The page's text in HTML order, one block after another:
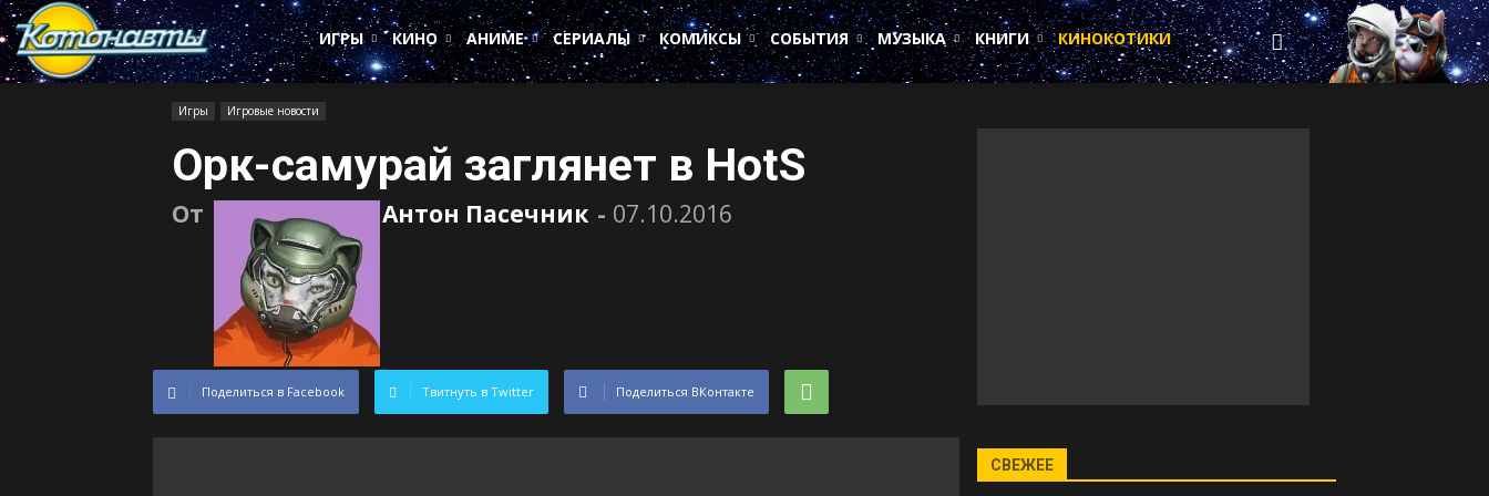
Котонавты
ИГРЫ
КИНО АНИМЕ СЕРИАЛЫ КОМИКСЫ СОБЫТИЯ МУЗЫКА КНИГИ КИНОКОТИКИ
Игры Игровые новости
Орк-самурай заглянет в HotS
От Антон Пасечник - 07.10.2016
Поделиться в Facebook Твитнуть в Twitter Поделиться ВКонтакте
СВЕЖЕЕ